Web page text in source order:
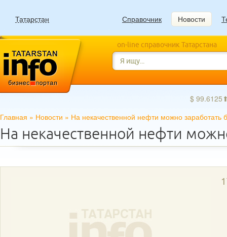
Татарстан Справочник Новости
on-line справочник Татарстана
$
Главная » Новости » На некачественной нефти можно заработать
На некачественной нефти